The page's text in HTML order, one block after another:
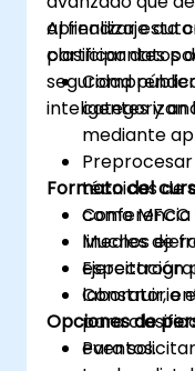
aprendizaje
clasificar datos
seguridad
inteligentes y
Al finalizar esta
participantes
categorizan
mediante
técnicas de
como
lineales de
Construir,
para
eventos.
Formato del
Muchos
Ejercitación
laboratorio
Opciones de
Para